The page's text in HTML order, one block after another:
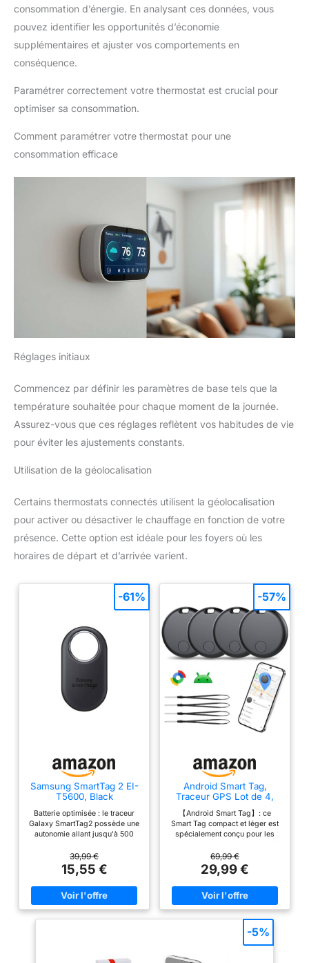
consommation d’énergie. En analysant ces données, vous
pouvez identifier les opportunités d’économie
supplémentaires et ajuster vos comportements en
conséquence.
Paramétrer correctement votre thermostat est crucial pour
optimiser sa consommation.
Comment paramétrer votre thermostat pour une
consommation efficace
Réglages initiaux
Commencez par définir les paramètres de base tels que la
température souhaitée pour chaque moment de la journée.
Assurez-vous que ces réglages reflètent vos habitudes de vie
pour éviter les ajustements constants.
Utilisation de la géolocalisation
Certains thermostats connectés utilisent la géolocalisation
pour activer ou désactiver le chauffage en fonction de votre
présence. Cette option est idéale pour les foyers où les
horaires de départ et d’arrivée varient.
Samsung SmartTag 2 EI-
T5600, Black
Batterie optimisée : le traceur
Galaxy SmartTag2 possède une
autonomie allant jusqu'à 500
batterie en plus avec le mode
économie d'énergie, pour avoir
toujours sous contrôle vos
objets Design durable : le
Galaxy SmartTag2 grâce à la
classification IP67 est un
compagnon de voyage pratique
Smart est activé, le NFC (Near
39,99 €
15,55 €
-61%
Android Smart Tag,
Traceur GPS Lot de 4,
Localisateur D’Objets
Bluetooth
【Android Smart Tag】: ce
Smart Tag compact et léger est
spécialement conçu pour les
l'application Google Find Hub, il
permet de localiser facilement
vos effets personnels. Idéal
pour localiser votre voiture, vos
clés, votre portefeuille et vos
bagages. 【Mode Perdu et
protection de la vie privée】 : si
votre appareil venait à
disparaître, vous pouvez activer
le mode Perdu dans
l'application Google Localiser.
69,99 €
29,99 €
-57%
-5%